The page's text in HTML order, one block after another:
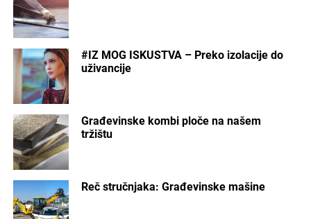
#IZ MOG ISKUSTVA – Preko izolacije do
uživancije
Građevinske kombi ploče na našem
tržištu
Reč stručnjaka: Građevinske mašine